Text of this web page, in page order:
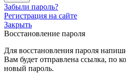
Забыли пароль?
Регистрация на сайте
Закрыть
Восстановление пароля
Для восстановления пароля
Вам будет отправлена ссылка, по
новый пароль.